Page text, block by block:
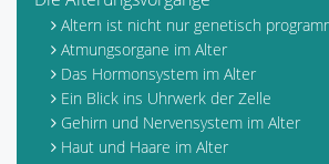
Altern ist nicht nur genetisch
Atmungsorgane im Alter
Das Hormonsystem im Alter
Ein Blick ins Uhrwerk der Zelle
Gehirn und Nervensystem im Alter
Haut und Haare im Alter